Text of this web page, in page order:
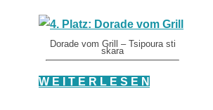
Dorade vom Grill – Tsipoura sti
skara
W E I T E R L E S E N